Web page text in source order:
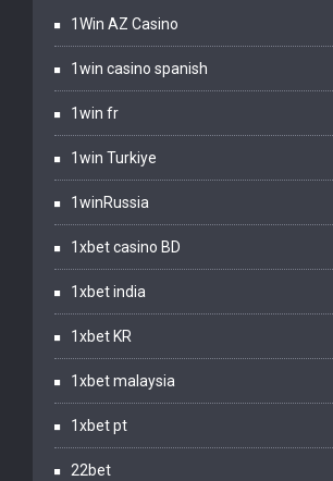
1Win AZ Casino
1win casino spanish
1win fr
1win Turkiye
1winRussia
1xbet casino BD
1xbet india
1xbet KR
1xbet malaysia
1xbet pt
22bet